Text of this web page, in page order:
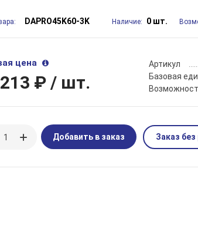
DAPRO45K60-3K Наличие: 0 шт.
цена
₽ / шт.
Артикул
Базовая
Добавить в заказ Заказ